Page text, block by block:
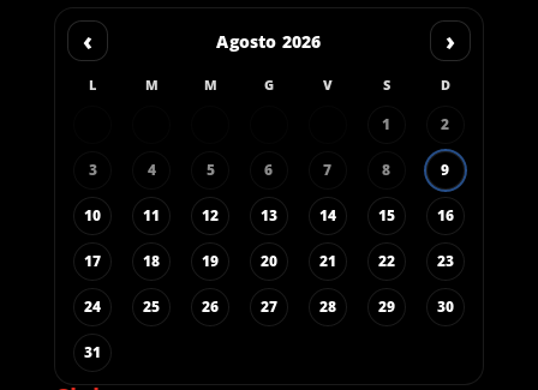
‹
Agosto 2026 ›
L M M G V S D
1 2
3 4 5 6 7 8 9
10 11 12 13 14 15 16
17 18 19 20 21 22 23
24 25 26 27 28 29 30
31